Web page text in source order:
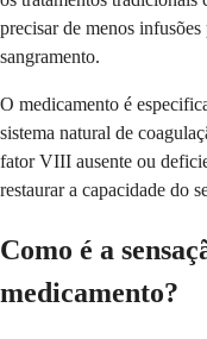
precisar de menos
sangramento.
O medicamento é
sistema natural de
fator VIII ausente ou
restaurar a capacidade do
Como é a
medicamento?